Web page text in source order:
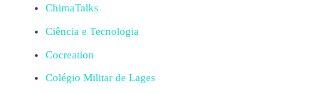
ChimaTalks
Ciência e Tecnologia
Cocreation
Colégio Militar de Lages